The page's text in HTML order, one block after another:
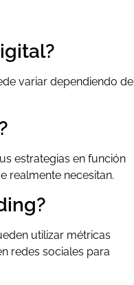
variar dependiendo de
estrategias en función
realmente necesitan.
utilizar métricas
redes sociales para